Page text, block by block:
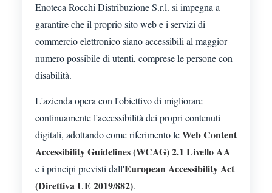
Enoteca Rocchi Distribuzione S.r.l. si impegna a
garantire che il proprio sito web e i servizi di
commercio elettronico siano accessibili al maggior
numero possibile di utenti, comprese le persone con
disabilità.
L'azienda opera con l'obiettivo di migliorare
continuamente l'accessibilità dei propri contenuti
digitali, adottando come riferimento leWeb Content
Accessibility Guidelines (WCAG) 2.1 Livello AA
e i principi previsti dall'European Accessibility Act
(Direttiva UE 2019/882).